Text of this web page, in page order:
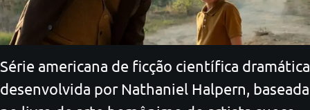
Série americana de ficção científica dramática
desenvolvida por Nathaniel Halpern, baseada